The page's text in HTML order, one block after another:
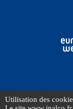
Utilisation des